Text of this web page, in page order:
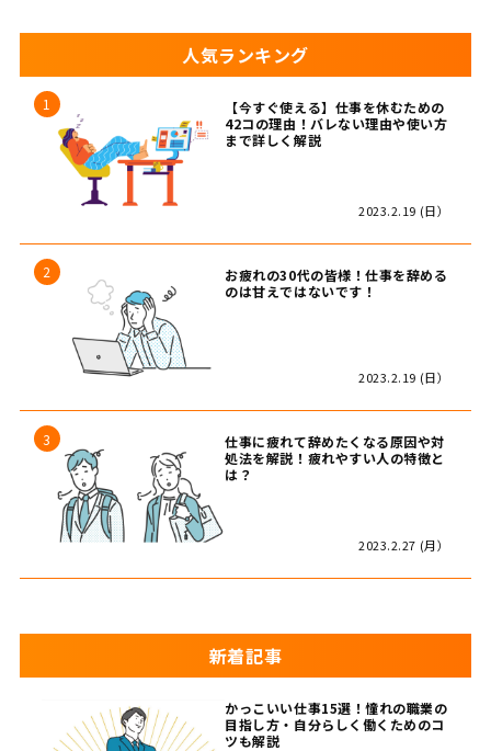
人気ランキング
【今すぐ使える】仕事を休むための
42コの理由！バレない理由や使い方
まで詳しく解説
2023.2.19 (日）
お疲れの30代の皆様！仕事を辞める
のは甘えではないです！
2023.2.19 (日）
仕事に疲れて辞めたくなる原因や対
処法を解説！疲れやすい人の特徴と
は？
2023.2.27 (月）
新着記事
かっこいい仕事15選！憧れの職業の
目指し方・自分らしく働くためのコ
ツも解説